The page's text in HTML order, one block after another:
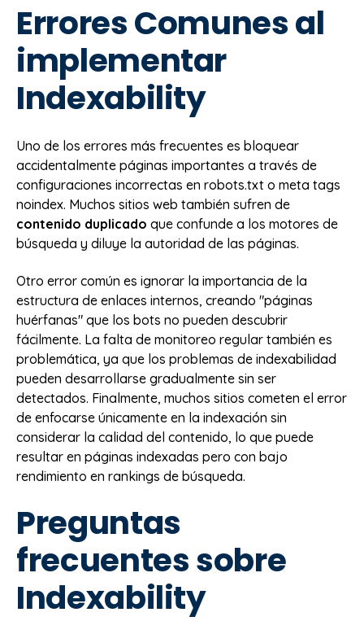
Errores Comunes al
implementar
Indexability
Uno de los errores más frecuentes es bloquear
accidentalmente páginas importantes a través de
configuraciones incorrectas en robots.txt o meta tags
noindex. Muchos sitios web también sufren de
contenido duplicado que confunde a los motores de
búsqueda y diluye la autoridad de las páginas.
Otro error común es ignorar la importancia de la
estructura de enlaces internos, creando "páginas
huérfanas" que los bots no pueden descubrir
fácilmente. La falta de monitoreo regular también es
problemática, ya que los problemas de indexabilidad
pueden desarrollarse gradualmente sin ser
detectados. Finalmente, muchos sitios cometen el error
de enfocarse únicamente en la indexación sin
considerar la calidad del contenido, lo que puede
resultar en páginas indexadas pero con bajo
rendimiento en rankings de búsqueda.
Preguntas
frecuentes sobre
Indexability